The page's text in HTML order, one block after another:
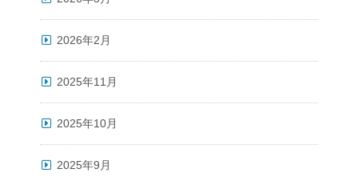
2026年2月
2025年11月
2025年10月
2025年9月